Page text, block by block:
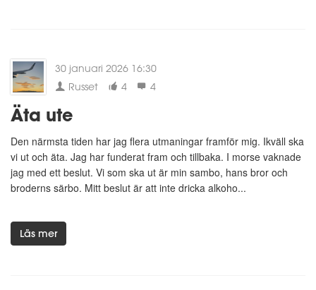
30 januari 2026 16:30
Russet
4 4
Äta ute
Den närmsta tiden har jag flera utmaningar framför mig. Ikväll ska
vi ut och äta. Jag har funderat fram och tillbaka. I morse vaknade
jag med ett beslut. Vi som ska ut är min sambo, hans bror och
broderns särbo. Mitt beslut är att inte dricka alkoho...
Läs mer